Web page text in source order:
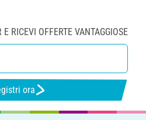
RICEVI OFFERTE VANTAGGIOSE
ora